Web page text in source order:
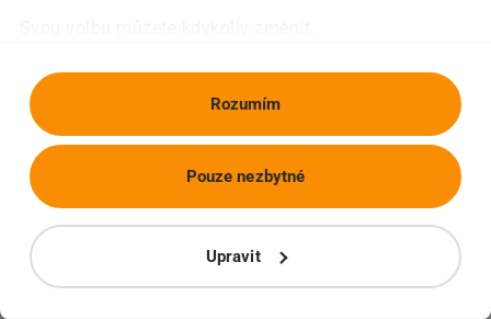
Rozumím
Upravit
Pouze nezbytné